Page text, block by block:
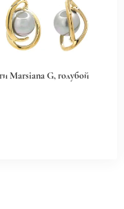
Marsiana G, голубой